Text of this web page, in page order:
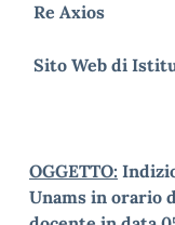
Re Axios
Sito Web di
OGGETTO:
Unams in orario